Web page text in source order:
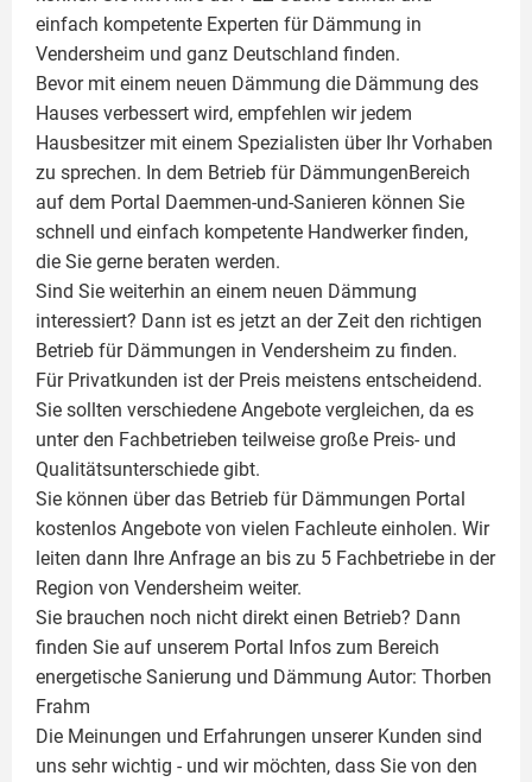
einfach kompetente Experten für Dämmung in
Vendersheim und ganz Deutschland finden.
Bevor mit einem neuen Dämmung die Dämmung des
Hauses verbessert wird, empfehlen wir jedem
Hausbesitzer mit einem Spezialisten über Ihr Vorhaben
zu sprechen. In dem Betrieb für DämmungenBereich
auf dem Portal Daemmen-und-Sanieren können Sie
schnell und einfach kompetente Handwerker finden,
die Sie gerne beraten werden.
Sind Sie weiterhin an einem neuen Dämmung
interessiert? Dann ist es jetzt an der Zeit den richtigen
Betrieb für Dämmungen in Vendersheim zu finden.
Für Privatkunden ist der Preis meistens entscheidend.
Sie sollten verschiedene Angebote vergleichen, da es
unter den Fachbetrieben teilweise große Preis- und
Qualitätsunterschiede gibt.
Sie können über das Betrieb für Dämmungen Portal
kostenlos Angebote von vielen Fachleute einholen. Wir
leiten dann Ihre Anfrage an bis zu 5 Fachbetriebe in der
Region von Vendersheim weiter.
Sie brauchen noch nicht direkt einen Betrieb? Dann
finden Sie auf unserem Portal Infos zum Bereich
energetische Sanierung und Dämmung Autor: Thorben
Frahm
Die Meinungen und Erfahrungen unserer Kunden sind
uns sehr wichtig - und wir möchten, dass Sie von den